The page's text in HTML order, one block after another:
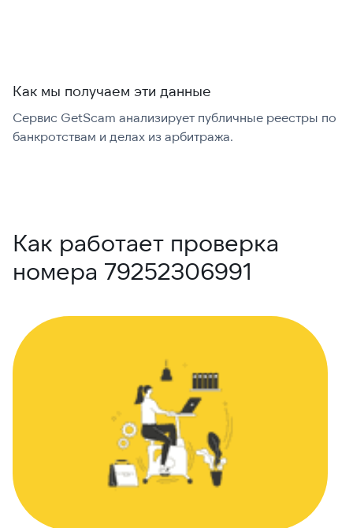
Как мы получаем эти данные
Сервис GetScam анализирует публичные реестры по
банкротствам и делах из арбитража.
Как работает проверка
номера 79252306991